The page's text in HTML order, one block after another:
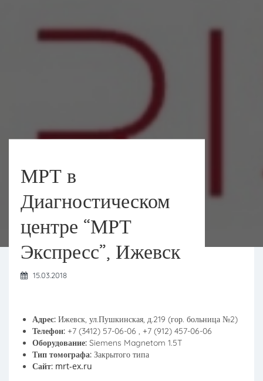
МРТ в
Диагностическом
центре “МРТ
Экспресс”, Ижевск
15.03.2018
Адрес: Ижевск, ул.Пушкинская, д.219 (гор. больница №2)
Телефон: +7 (3412) 57-06-06 , +7 (912) 457-06-06
Оборудование: Siemens Magnetom 1.5T
Тип томографа: Закрытого типа
Сайт: mrt-ex.ru